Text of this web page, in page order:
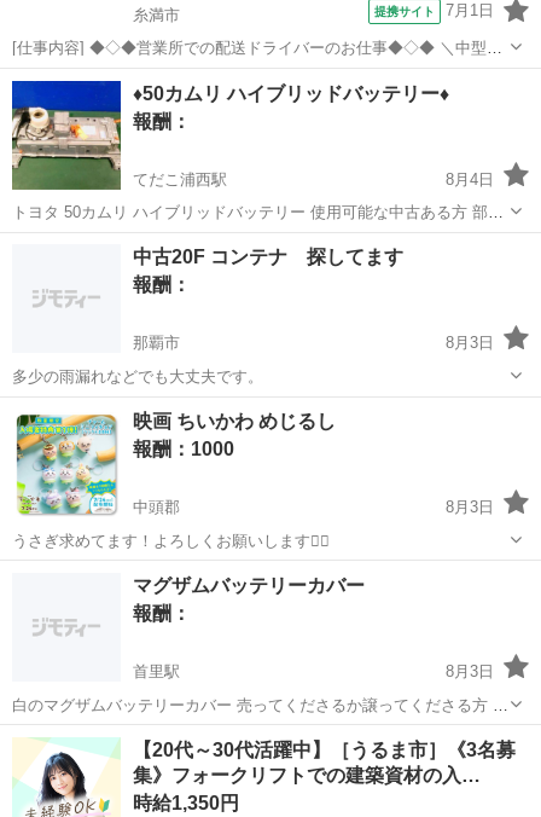
糸満市
提携サイト 7月1日
[仕事内容] ◆◇◆営業所での配送ドライバーのお仕事◆◇◆ ＼中型免
許保持者／ 2022年09月01日に糸満エリアに３拠点目の物流倉庫を構え
ました！ 様々な製品を取り扱い、卸先のメーカーも多岐にわたります
♪ 【4トント...
沖縄 糸満市 ドライバー
♦︎50カムリ ハイブリッドバッテリー♦︎
報酬：
てだこ浦西駅
8月4日
トヨタ 50カムリ ハイブリッドバッテリー 使用可能な中古ある方 部品
取りある場所分かる方 連絡お願いします トヨタ、ニッサン、ススギ
ダイハツ、ホンダ、マツダ スバル、ミツビシ、レクサス
てだこ浦西駅 買いたい/ください
ハイブリッド
中古20F コンテナ 探してます
報酬：
那覇市
8月3日
多少の雨漏れなどでも大丈夫です。
那覇市 買いたい/ください
映画 ちいかわ めじるし
報酬：1000
中頭郡
8月3日
うさぎ求めてます！よろしくお願いします🙇‍♀️
買いたい/ください
マグザムバッテリーカバー
報酬：
首里駅
8月3日
白のマグザムバッテリーカバー 売ってくださるか譲ってくださる方 い
ませんか？😭💦 至急ほしいです😭💦
沖縄 南城市 首里駅 買いたい/ください
【20代～30代活躍中】［うるま市］《3名募
集》フォークリフトでの建築資材の入…
時給1,350円